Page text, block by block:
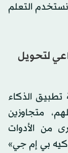
التعلم
لتحويل
تطبيق الذكاء
متجاوزين
من الأدوات
بي إم جي»